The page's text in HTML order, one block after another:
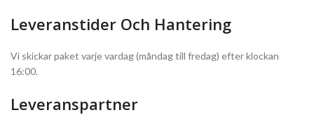
Leveranstider Och Hantering
Vi skickar paket varje vardag (måndag till fredag) efter klockan
16:00.
Leveranspartner